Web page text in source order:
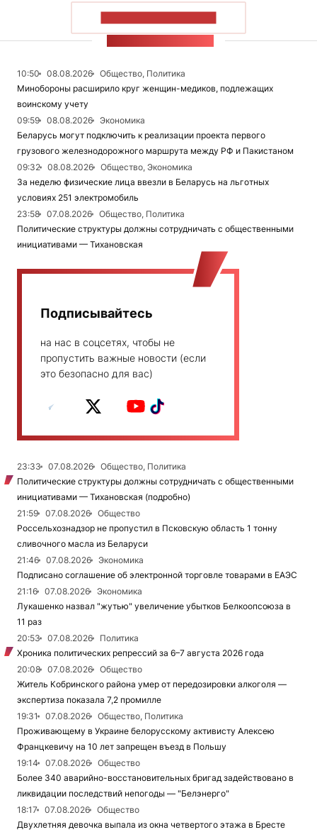
10:50 08.08.2026
Общество, Политика
Минобороны расширило круг женщин-медиков, подлежащих
воинскому учету
09:59
08.08.2026
Экономика
Беларусь могут подключить к реализации проекта первого
грузового железнодорожного маршрута между РФ и Пакистаном
09:32
08.08.2026
Общество, Экономика
За неделю физические лица ввезли в Беларусь на льготных
условиях 251 электромобиль
23:58
07.08.2026
Общество, Политика
Политические структуры должны сотрудничать с общественными
инициативами — Тихановская
Подписывайтесь
на нас в соцсетях, чтобы не
пропустить важные новости (если
это безопасно для вас)
23:33 07.08.2026
Общество, Политика
Политические структуры должны сотрудничать с общественными
инициативами — Тихановская (подробно)
21:59
07.08.2026
Общество
Россельхознадзор не пропустил в Псковскую область 1 тонну
сливочного масла из Беларуси
21:46
07.08.2026
Экономика
Подписано соглашение об электронной торговле товарами в ЕАЭС
21:16
07.08.2026
Экономика
Лукашенко назвал "жутью" увеличение убытков Белкоопсоюза в
11 раз
20:53
07.08.2026
Политика
Хроника политических репрессий за 6–7 августа 2026 года
20:08
07.08.2026
Общество
Житель Кобринского района умер от передозировки алкоголя —
экспертиза показала 7,2 промилле
19:31
07.08.2026
Общество, Политика
Проживающему в Украине белорусскому активисту Алексею
Францкевичу на 10 лет запрещен въезд в Польшу
19:14
07.08.2026
Общество
Более 340 аварийно-восстановительных бригад задействовано в
ликвидации последствий непогоды — "Белэнерго"
18:17
07.08.2026
Общество
Двухлетняя девочка выпала из окна четвертого этажа в Бресте